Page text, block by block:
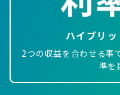
ハイブリ
2つの収益を合わせる事
準を